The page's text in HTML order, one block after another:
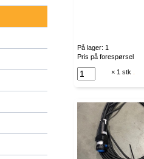
På lager: 1
Pris på forespørsel
× 1 stk